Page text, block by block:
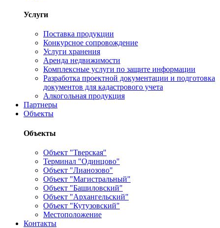
Услуги
Поставка продукции
Конкурсное сопровождение
Услуги хранения
Аренда недвижимости
Комплексные услуги по защите информации
Разработка проектной документации и подготовка
документов для кадастрового учета
Алкогольная продукция
Партнеры
Объекты
Объекты
Объект "Тверская"
Терминал "Одинцово"
Объект "Лианозово"
Объект "Магистральный"
Объект "Башиловский"
Объект "Архангельский"
Объект "Кутузовский"
Местоположение
Контакты